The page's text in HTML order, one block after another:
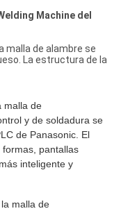
Machine del
malla de alambre se
La estructura de la
malla de
y de soldadura se
de Panasonic. El
pantallas
inteligente y
malla de